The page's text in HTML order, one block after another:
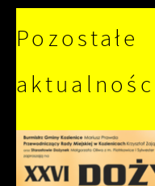
Pozostałe